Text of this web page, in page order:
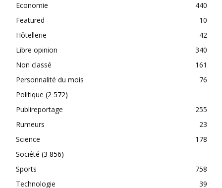
Economie
440
Featured
10
Hôtellerie
42
Libre opinion
340
Non classé
161
Personnalité du mois
76
Politique (2 572)
Publireportage
255
Rumeurs
23
Science
178
Société (3 856)
Sports
758
Technologie
39